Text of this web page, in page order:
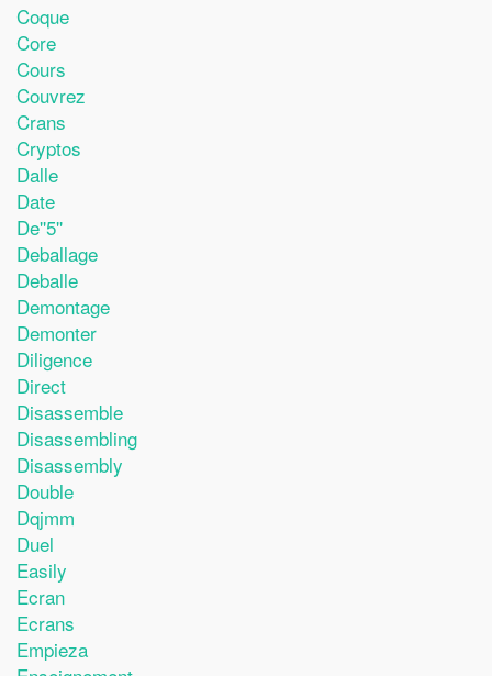
Coque
Core
Cours
Couvrez
Crans
Cryptos
Dalle
Date
De''5''
Deballage
Deballe
Demontage
Demonter
Diligence
Direct
Disassemble
Disassembling
Disassembly
Double
Dqjmm
Duel
Easily
Ecran
Ecrans
Empieza